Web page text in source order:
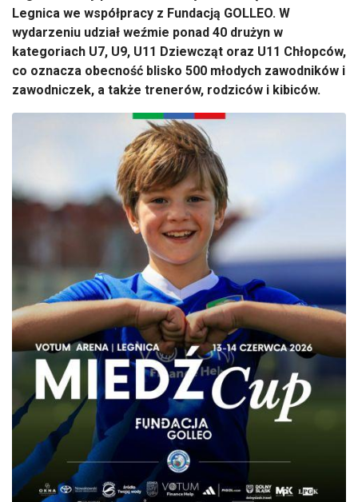
Legnica we współpracy z Fundacją GOLLEO. W
wydarzeniu udział weźmie ponad 40 drużyn w
kategoriach U7, U9, U11 Dziewcząt oraz U11 Chłopców,
co oznacza obecność blisko 500 młodych zawodników i
zawodniczek, a także trenerów, rodziców i kibiców.